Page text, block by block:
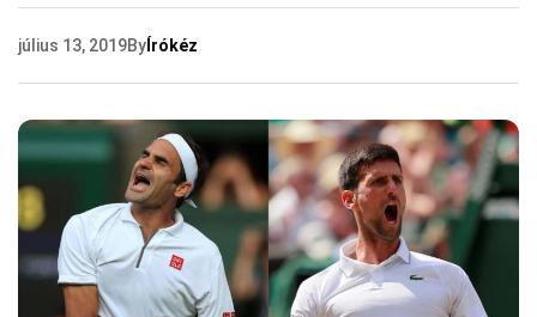
július 13, 2019By Írókéz